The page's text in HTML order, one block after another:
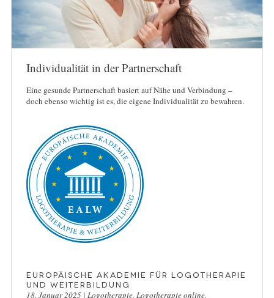
Individualität in der Partnerschaft
Eine gesunde Partnerschaft basiert auf Nähe und Verbindung –
doch ebenso wichtig ist es, die eigene Individualität zu bewahren.
Europäische Akademie für Logotherapie
und Weiterbildung
18. Januar 2025| Logotherapie, Logotherapie online,